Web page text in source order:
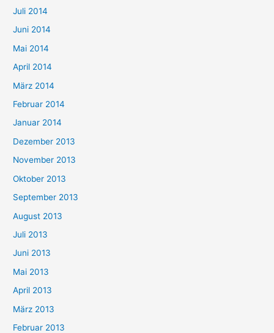
Juli 2014
Juni 2014
Mai 2014
April 2014
März 2014
Februar 2014
Januar 2014
Dezember 2013
November 2013
Oktober 2013
September 2013
August 2013
Juli 2013
Juni 2013
Mai 2013
April 2013
März 2013
Februar 2013